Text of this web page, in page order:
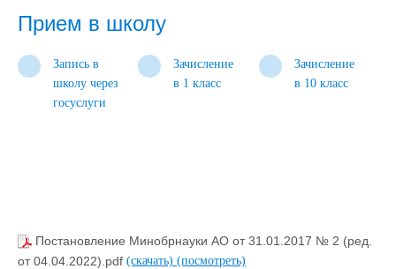
Прием в школу
Запись в
школу через
госуслуги
Зачисление
в 1 класс
Зачисление
в 10 класс
Постановление Минобрнауки АО от 31.01.2017 № 2 (ред.
от 04.04.2022).pdf (скачать) (посмотреть)